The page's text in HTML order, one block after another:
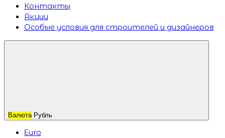
Контакты
Акции
Особые условия для строителей и дизайнеров
Валюта Рубль
Euro